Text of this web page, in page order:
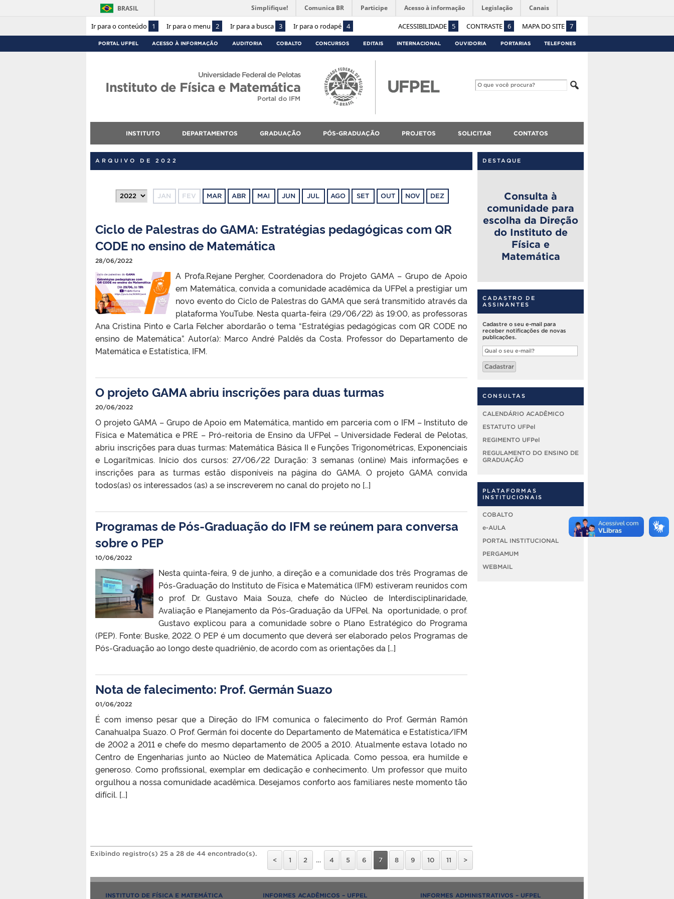
Ir para o conteúdo 1 Ir para o menu 2 Ir para a busca 3 Ir para o rodapé 4 ACESSIBILIDADE 5 CONTRASTE 6 MAPA DO SITE 7
BRASIL Simplifique! Comunica BR Participe Acesso à informação Legislação Canais
PORTAL UFPEL ACESSO À INFORMAÇÃO AUDITORIA COBALTO CONCURSOS EDITAIS INTERNACIONAL OUVIDORIA PORTARIAS TELEFONES
Universidade Federal de Pelotas
Instituto de Física e Matemática
Portal do IFM
INSTITUTO DEPARTAMENTOS GRADUAÇÃO PÓS-GRADUAÇÃO PROJETOS SOLICITAR CONTATOS
ARQUIVO DE 2022
JAN FEV MAR ABR MAI JUN JUL AGO SET OUT NOV DEZ
Ciclo de Palestras do GAMA: Estratégias pedagógicas com QR
CODE no ensino de Matemática
28/06/2022
A Profa.Rejane Pergher, Coordenadora do Projeto GAMA – Grupo de Apoio
em Matemática, convida a comunidade acadêmica da UFPel a prestigiar um
novo evento do Ciclo de Palestras do GAMA que será transmitido através da
plataforma YouTube. Nesta quarta-feira (29/06/22) às 19:00, as professoras
Ana Cristina Pinto e Carla Felcher abordarão o tema “Estratégias pedagógicas com QR CODE no
ensino de Matemática”. Autor(a): Marco André Paldês da Costa. Professor do Departamento de
Matemática e Estatística, IFM.
O projeto GAMA abriu inscrições para duas turmas
20/06/2022
O projeto GAMA – Grupo de Apoio em Matemática, mantido em parceria com o IFM – Instituto de
Física e Matemática e PRE – Pró-reitoria de Ensino da UFPel – Universidade Federal de Pelotas,
abriu inscrições para duas turmas: Matemática Básica II e Funções Trigonométricas, Exponenciais
e Logarítmicas. Início dos cursos: 27/06/22 Duração: 3 semanas (online) Mais informações e
inscrições para as turmas estão disponíveis na página do GAMA. O projeto GAMA convida
todos(as) os interessados (as) a se inscreverem no canal do projeto no […]
Programas de Pós-Graduação do IFM se reúnem para conversa
sobre o PEP
10/06/2022
Nesta quinta-feira, 9 de junho, a direção e a comunidade dos três Programas de
Pós-Graduação do Instituto de Física e Matemática (IFM) estiveram reunidos com
o prof. Dr. Gustavo Maia Souza, chefe do Núcleo de Interdisciplinaridade,
Avaliação e Planejamento da Pós-Graduação da UFPel. Na oportunidade, o prof.
Gustavo explicou para a comunidade sobre o Plano Estratégico do Programa
(PEP). Fonte: Buske, 2022. O PEP é um documento que deverá ser elaborado pelos Programas de
Pós-Graduação ao longo deste quadriênio, de acordo com as orientações da […]
Nota de falecimento: Prof. Germán Suazo
01/06/2022
É com imenso pesar que a Direção do IFM comunica o falecimento do Prof. Germán Ramón
Canahualpa Suazo. O Prof. Germán foi docente do Departamento de Matemática e Estatística/IFM
de 2002 a 2011 e chefe do mesmo departamento de 2005 a 2010. Atualmente estava lotado no
Centro de Engenharias junto ao Núcleo de Matemática Aplicada. Como pessoa, era humilde e
generoso. Como profissional, exemplar em dedicação e conhecimento. Um professor que muito
orgulhou a nossa comunidade acadêmica. Desejamos conforto aos familiares neste momento tão
difícil. […]
Exibindo registro(s) 25 a 28 de 44 encontrado(s).
<
1 2 … 4 5 6 7 8 9 10 11 >
DESTAQUE
Consulta à
comunidade para
escolha da Direção
do Instituto de
Física e
Matemática
CADASTRO DE
ASSINANTES
Cadastre o seu e-mail para
receber notificações de novas
publicações.
Qual
o
seu
e-
Cadastrar
CONSULTAS
CALENDÁRIO ACADÊMICO
ESTATUTO UFPel
REGIMENTO UFPel
REGULAMENTO DO ENSINO DE
GRADUAÇÃO
PLATAFORMAS
INSTITUCIONAIS
COBALTO
e-AULA
PORTAL INSTITUCIONAL
PERGAMUM
WEBMAIL
INSTITUTO DE FÍSICA E MATEMÁTICA INFORMES ACADÊMICOS – UFPEL INFORMES ADMINISTRATIVOS – UFPEL